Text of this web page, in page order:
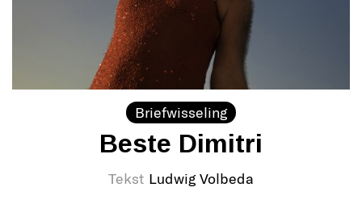
Briefwisseling
Beste Dimitri
Tekst Ludwig Volbeda